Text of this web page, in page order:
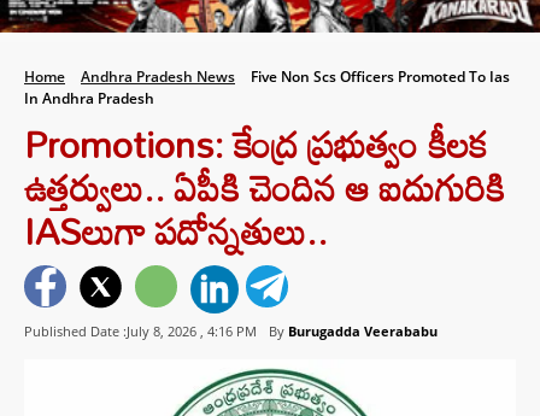
Home Andhra Pradesh News
Five Non Scs Officers Promoted To Ias
In Andhra Pradesh
Promotions: కేంద్ర ప్రభుత్వం కీలక
ఉత్తర్వులు.. ఏపీకి చెందిన ఆ ఐదుగురికి
IASలుగా పదోన్నతులు..
Published Date :July 8, 2026 , 4:16 PM By Burugadda Veerababu